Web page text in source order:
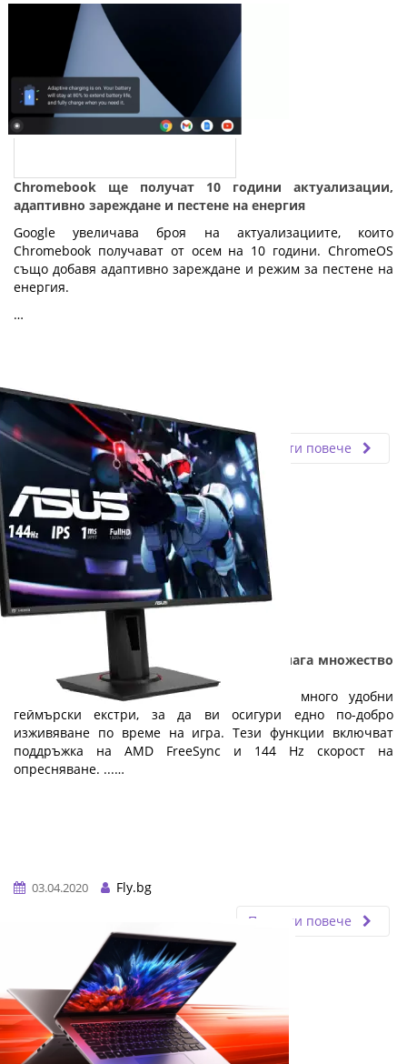
Chromebook ще получат 10 години актуализации,
адаптивно зареждане и пестене на енергия
Google увеличава броя на актуализациите, които
Chromebook получават от осем на 10 години. ChromeOS
също добавя адаптивно зареждане и режим за пестене на
енергия.
…
11.03.2024
Fly.bg
Прочети повече
Геймърския монитор Asus VG279Q предлага множество
функции на изгодна цена
Мониторът Asus VG279Q е създаден с много удобни
геймърски екстри, за да ви осигури едно по-добро
изживяване по време на игра. Тези функции включват
поддръжка на AMD FreeSync и 144 Hz скорост на
опресняване. ...…
03.04.2020
Fly.bg
Прочети повече